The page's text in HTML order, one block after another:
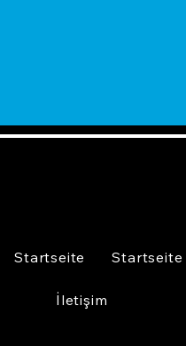
Startseite Startseite
İletişim